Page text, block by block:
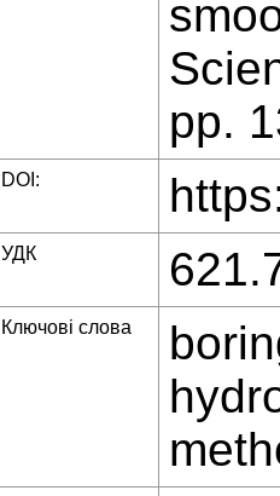
pp.
DOI:
УДК
Ключові слова